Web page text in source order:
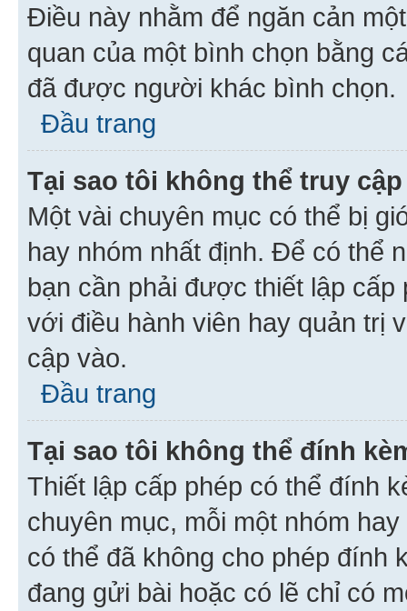
Điều này nhằm để ngăn cản
quan của một bình chọn bằng
đã được người khác bình chọn.
Đầu trang
Tại sao tôi không thể truy
Một vài chuyên mục có thể bị
hay nhóm nhất định. Để có thể
bạn cần phải được thiết lập
với điều hành viên hay quản trị
cập vào.
Đầu trang
Tại sao tôi không thể đính
Thiết lập cấp phép có thể đính
chuyên mục, mỗi một nhóm
có thể đã không cho phép đính
đang gửi bài hoặc có lẽ chỉ có